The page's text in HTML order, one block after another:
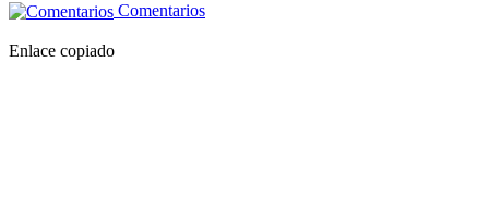
Comentarios
Enlace copiado